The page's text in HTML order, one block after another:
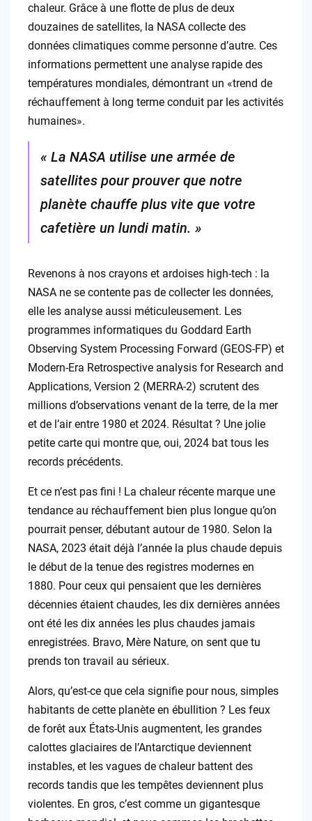
chaleur. Grâce à une flotte de plus de deux
douzaines de satellites, la NASA collecte des
données climatiques comme personne d’autre. Ces
informations permettent une analyse rapide des
températures mondiales, démontrant un «trend de
réchauffement à long terme conduit par les activités
humaines».
« La NASA utilise une armée de
satellites pour prouver que notre
planète chauffe plus vite que votre
cafetière un lundi matin. »
Revenons à nos crayons et ardoises high-tech : la
NASA ne se contente pas de collecter les données,
elle les analyse aussi méticuleusement. Les
programmes informatiques du Goddard Earth
Observing System Processing Forward (GEOS-FP) et
Modern-Era Retrospective analysis for Research and
Applications, Version 2 (MERRA-2) scrutent des
millions d’observations venant de la terre, de la mer
et de l’air entre 1980 et 2024. Résultat ? Une jolie
petite carte qui montre que, oui, 2024 bat tous les
records précédents.
Et ce n’est pas fini ! La chaleur récente marque une
tendance au réchauffement bien plus longue qu’on
pourrait penser, débutant autour de 1980. Selon la
NASA, 2023 était déjà l’année la plus chaude depuis
le début de la tenue des registres modernes en
1880. Pour ceux qui pensaient que les dernières
décennies étaient chaudes, les dix dernières années
ont été les dix années les plus chaudes jamais
enregistrées. Bravo, Mère Nature, on sent que tu
prends ton travail au sérieux.
Alors, qu’est-ce que cela signifie pour nous, simples
habitants de cette planète en ébullition ? Les feux
de forêt aux États-Unis augmentent, les grandes
calottes glaciaires de l’Antarctique deviennent
instables, et les vagues de chaleur battent des
records tandis que les tempêtes deviennent plus
violentes. En gros, c’est comme un gigantesque